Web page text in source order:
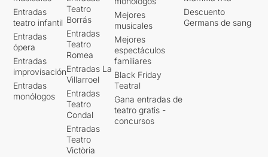
Entradas
teatro infantil
Entradas
ópera
Entradas
improvisación
Entradas
monólogos
Teatro
Borrás
Entradas
Teatro
Romea
Entradas La
Villarroel
Entradas
Teatro
Condal
Entradas
Teatro
Victòria
Mejores
musicales
Mejores
espectáculos
familiares
Black Friday
Teatral
Gana entradas de
teatro gratis -
concursos
Descuento
Germans de sang